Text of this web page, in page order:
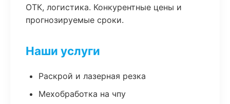
ОТК, логистика. Конкурентные цены и
прогнозируемые сроки.
Наши услуги
Раскрой и лазерная резка
Мехобработка на чпу